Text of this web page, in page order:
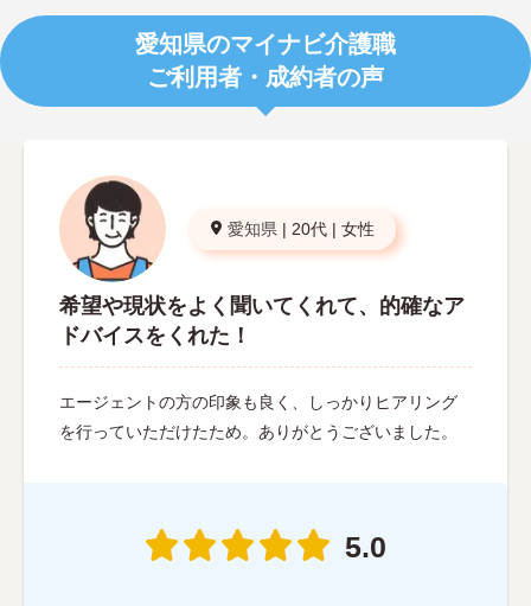
愛知県のマイナビ介護職
ご利用者・成約者の声
愛知県 | 20代 | 女性
希望や現状をよく聞いてくれて、的確なア
ドバイスをくれた！
エージェントの方の印象も良く、しっかりヒアリング
を行っていただけたため。ありがとうございました。
5.0